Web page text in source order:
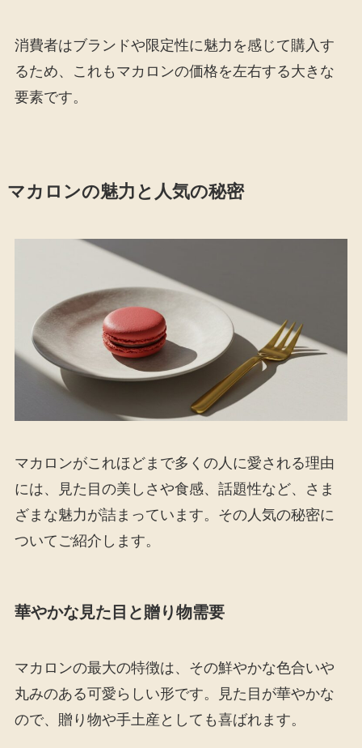
消費者はブランドや限定性に魅力を感じて購入す
るため、これもマカロンの価格を左右する大きな
要素です。
マカロンの魅力と人気の秘密
マカロンがこれほどまで多くの人に愛される理由
には、見た目の美しさや食感、話題性など、さま
ざまな魅力が詰まっています。その人気の秘密に
ついてご紹介します。
華やかな見た目と贈り物需要
マカロンの最大の特徴は、その鮮やかな色合いや
丸みのある可愛らしい形です。見た目が華やかな
ので、贈り物や手土産としても喜ばれます。